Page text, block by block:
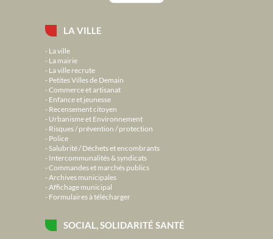
LA VILLE
La ville
La mairie
La ville recrute
Petites Villes de Demain
Commerce et artisanat
Enfance et jeunesse
Recensement citoyen
Urbanisme et Environnement
Risques / prévention / protection
Police
Salubrité / Déchets et encombrants
Intercommunalités & syndicats
Commandes et marchés publics
Archives municipales
Affichage municipal
Formulaires à télécharger
SOCIAL, SOLIDARITÉ SANTÉ